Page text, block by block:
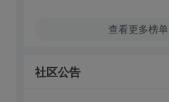
查看更多榜单
社区公告